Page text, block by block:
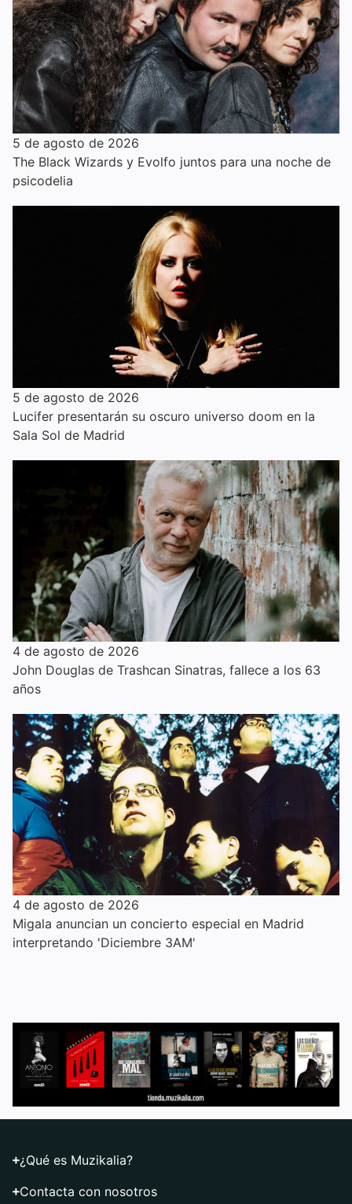
5 de agosto de 2026
The Black Wizards y Evolfo juntos para una noche de
psicodelia
5 de agosto de 2026
Lucifer presentarán su oscuro universo doom en la
Sala Sol de Madrid
4 de agosto de 2026
John Douglas de Trashcan Sinatras, fallece a los 63
años
4 de agosto de 2026
Migala anuncian un concierto especial en Madrid
interpretando 'Diciembre 3AM'
¿Qué es Muzikalia?
Contacta con nosotros